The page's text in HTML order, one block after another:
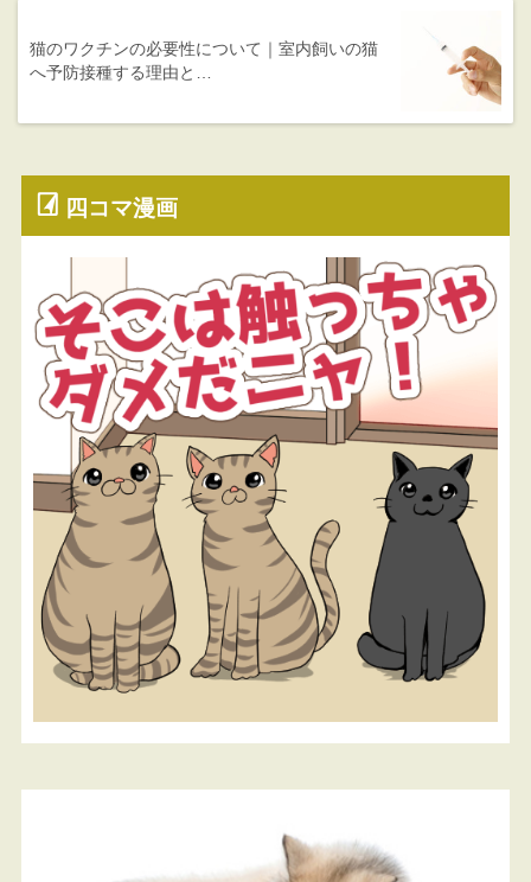
猫のワクチンの必要性について｜室内飼いの猫
へ予防接種する理由と…
四コマ漫画